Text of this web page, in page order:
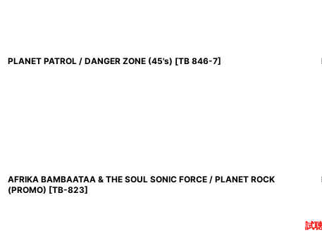
PLANET PATROL / DANGER ZONE (45's) [TB 846-7]
AFRIKA BAMBAATAA & THE SOUL SONIC FORCE / PLANET ROCK
(PROMO) [TB-823]
試